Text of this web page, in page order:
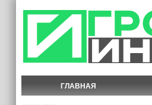
ГЛАВНАЯ